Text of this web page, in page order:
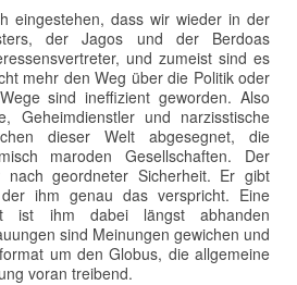
eingestehen, dass wir wieder in der
der Jagos und der Berdoas
und zumeist sind es
mehr den Weg über die Politik oder
sind ineffizient geworden. Also
Geheimdienstler und narzisstische
dieser Welt abgesegnet, die
maroden Gesellschaften. Der
geordneter Sicherheit. Er gibt
ihm genau das verspricht. Eine
ist ihm dabei längst abhanden
sind Meinungen gewichen und
um den Globus, die allgemeine
voran treibend.